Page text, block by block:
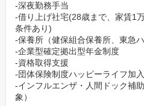
-深夜勤務手当
-借り上げ社宅(28歳まで、家賃1
条件あり)
-保養所（健保組合保養所、東急ハ
-企業型確定拠出型年金制度
-資格取得支援
-団体保険制度ハッピーライフ加入
-インフルエンザ・人間ドック補
象）